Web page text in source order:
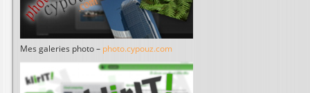
Mes galeries photo – photo.cypouz.com